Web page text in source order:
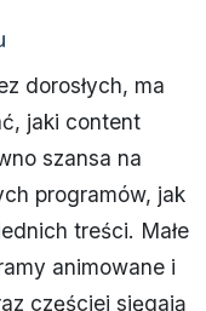
dorosłych, ma
jaki content
szansa na
programów, jak
treści. Małe
animowane i
częściej sięgają